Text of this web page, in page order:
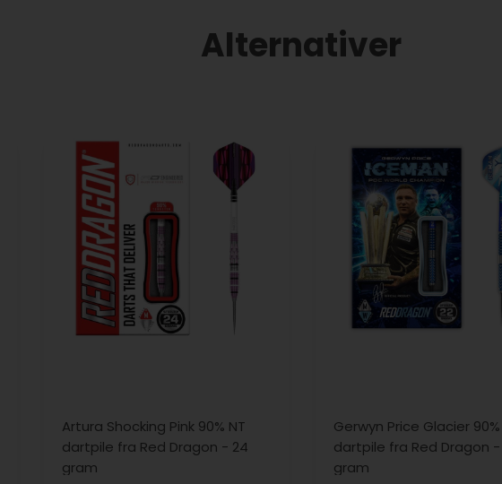
Alternativer
Artura Shocking Pink 90% NT
dartpile fra Red Dragon - 24
gram
Gerwyn Price Glacier 90%
dartpile fra Red Dragon -
gram